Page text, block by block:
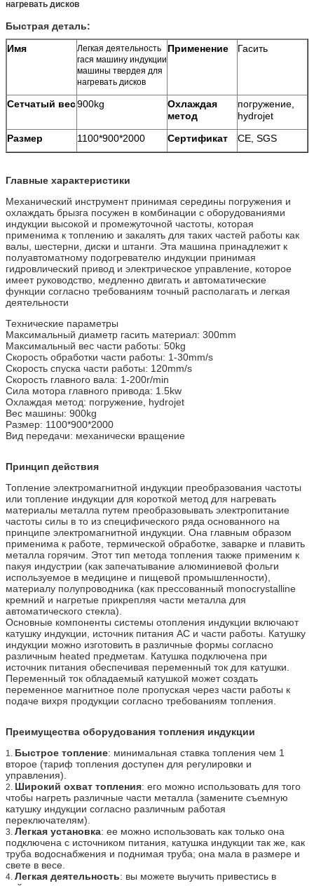
нагревать дисков
Быстрая деталь:
Имя
Легкая деятельность
гася машину индукции
машины твердея для
нагревать дисков
Применение Гасить
Сетчатый вес900kg
Охлаждая
метод
погружение,
hydrojet
Размер
1100*900*2000 Сертификат CE, SGS
Главные характеристики
Механический инструмент принимая середины погружения и
охлаждать брызга посужен в комбинации с оборудованиями
индукции высокой и промежуточной частоты, которая
применима к топлению и закалять для таких частей работы как
валы, шестерни, диски и штанги. Эта машина принадлежит к
полуавтоматному подогревателю индукции принимая
гидровлический привод и электрическое управление, которое
имеет руководство, медленно двигать и автоматические
функции согласно требованиям точный располагать и легкая
деятельности
Технические параметры
Максимальный диаметр гасить материал: 300mm
Максимальный вес части работы: 50kg
Скорость обработки части работы: 1-30mm/s
Скорость спуска части работы: 120mm/s
Скорость главного вала: 1-200r/min
Сила мотора главного привода: 1.5kw
Охлаждая метод: погружение, hydrojet
Вес машины: 900kg
Размер: 1100*900*2000
Вид передачи: механически вращение
Принцип действия
Топление электромагнитной индукции преобразования частоты
или топление индукции для короткой метод для нагревать
материалы металла путем преобразовывать электропитание
частоты силы в то из специфического ряда основанного на
принципе электромагнитной индукции. Она главным образом
применима к работе, термической обработке, заварке и плавить
металла горячим. Этот тип метода топления также применим к
пакуя индустрии (как запечатывание алюминиевой фольги
используемое в медицине и пищевой промышленности),
материалу полупроводника (как прессованный monocrystalline
кремний и нагретые прикрепляя части металла для
автоматического стекла).
Основные компоненты системы отопления индукции включают
катушку индукции, источник питания AC и части работы. Катушку
индукции можно изготовить в различные формы согласно
различным heated предметам. Катушка подключена при
источник питания обеспечивая переменный ток для катушки.
Переменный ток обладаемый катушкой может создать
переменное магнитное поле пропуская через части работы к
подаче вихря продукции согласно требованиям топления.
Преимущества оборудования топления индукции
1. Быстрое топление: минимальная ставка топления чем 1
второе (тариф топления доступен для регулировки и
управления).
2. Широкий охват топления: его можно использовать для того
чтобы нагреть различные части металла (замените съемную
катушку индукции согласно различным работая
переключателям).
3. Легкая установка: ее можно использовать как только она
подключена с источником питания, катушка индукции так же, как
труба водоснабжения и поднимая труба; она мала в размере и
свете в весе.
4. Легкая деятельность: вы можете выучить привестись в